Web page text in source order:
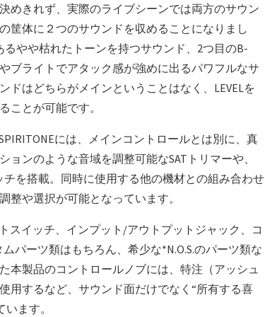
めきれず、実際のライブシーンでは両方のサウン
筐体に２つのサウンドを収めることになりまし
やや枯れたトーンを持つサウンド、2つ目のB-
ブライトでアタック感が強めに出るパワフルなサ
ドはどちらがメインということはなく、LEVELを
ことが可能です。
には、メインコントロールとは別に、真
ンのような音域を調整可能なSATトリマーや、
を搭載。同時に使用する他の機材との組み合わせ
整や選択が可能となっています。
スイッチ、インプット/アウトプットジャック、コ
パーツ類はもちろん、希少な*N.O.S.のパーツ類な
本製品のコントロールノブには、特注（アッシュ
用するなど、サウンド面だけでなく“所有する喜
ます。